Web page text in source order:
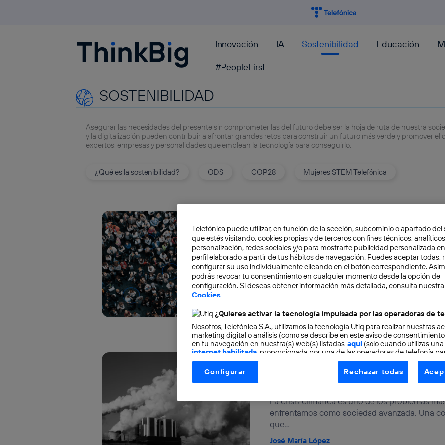
Blogthinkbig.com Innovación IA Sostenibilidad Educación
#PeopleFirst
SOSTENIBILIDAD
Asegurar las necesidades del presente sin comprometer las del futuro debe ser la hoja de ruta de nuestra
y la digitalización pueden contribuir a afrontar grandes retos para construir un futuro más verde y promover el
expertos, empresas y personalidades que emplean la tecnología para conseguirlo.
¿Qué es la sostenibilidad? ODS COP28 Mujeres STEM Telefónica
Conectividad para un
para reducir desigualdades
En la transición hacia una nueva era
nuestros avances deben guiarse por un
Blanca Montoya Gago
3 grandes proyectos
captura de CO2
La crisis climática es uno de los problemas
enfrentamos como sociedad avanzada. Una
que...
José María López
Telefónica puede utilizar, en función de la sección, subdominio o apartado del
que estés visitando, cookies propias y de terceros con fines técnicos,
personalización, redes sociales y/o para mostrarte publicidad personalizada
perfil elaborado a partir de tus hábitos de navegación. Puedes aceptar todas,
configurar su uso individualmente clicando en el botón correspondiente.
podrás revocar tu consentimiento en cualquier momento desde la opción de
configuración. Si deseas obtener información más detallada, consulta nuestra
Cookies.
¿Quieres activar la tecnología impulsada por las operadoras de
Nosotros, Telefónica S.A., utilizamos la tecnología Utiq para realizar nuestras
marketing digital o análisis (como se describe en este aviso de
en tu navegación en nuestra(s) web(s) listadas aquí(solo cuando utilizas una
internet habilitada , proporcionada por una de las operadoras de telefonía
otorgas tu consentimiento en cada página web).
La tecnología Utiq está diseñada con la privacidad como prioridad
control.
utilizando tu dirección IP y otra información de la cuenta de cliente de
vinculada a la conexión que utilizas (p. ej., número de teléfono móvil).
Este identificador se asigna a la conexión de internet, por lo que cualquier
conecte su dispositivo y consienta el uso de la tecnología recibirá el mismo
Configurar Rechazar todas